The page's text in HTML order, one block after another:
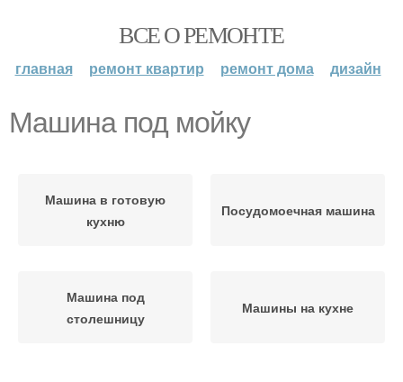
ВСЕ О РЕМОНТЕ
главная ремонт квартир ремонт дома дизайн
Машина под мойку
Машина в готовую
кухню
Посудомоечная машина
Машина под
столешницу
Машины на кухне